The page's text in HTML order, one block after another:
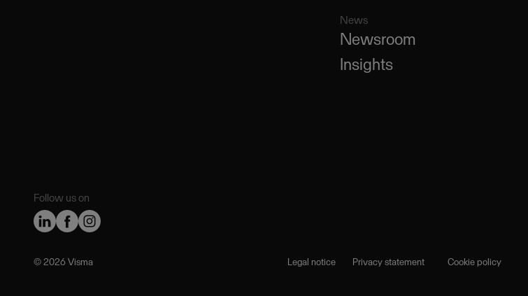
Follow us on
News
Newsroom
Insights
©️ 2026 Visma Legal notice Privacy statement Cookie policy